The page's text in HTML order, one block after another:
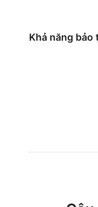
Khả năng bảo